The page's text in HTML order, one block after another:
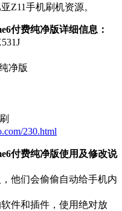
Z11手机刷机资源。
付费纯净版详细信息：
净版
230.html
付费纯净版使用及修改说
他们会偷偷自动给手机内
件和插件，使用绝对放